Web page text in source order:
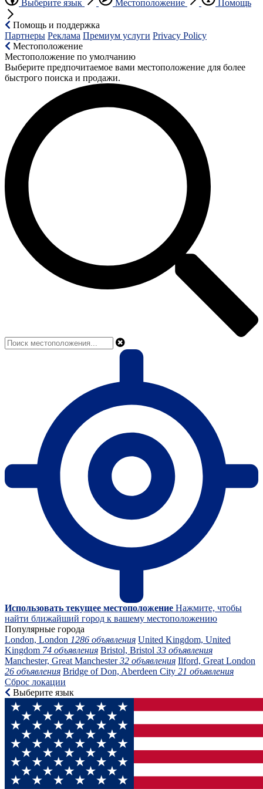
Выберите язык Местоположение Помощь
Помощь и поддержка
Партнеры Реклама Премиум услуги Privacy Policy
Местоположение
Местоположение по умолчанию
Выберите предпочитаемое вами местоположение для более
быстрого поиска и продажи.
Использовать текущее местоположение Нажмите, чтобы
найти ближайший город к вашему местоположению
Популярные города
London, London 1286 объявления United Kingdom, United
Kingdom 74 объявления Bristol, Bristol 33 объявления
Manchester, Great Manchester32 объявления Ilford, Great London
26 объявления Bridge of Don, Aberdeen City 21 объявления
Сброс локации
Выберите язык